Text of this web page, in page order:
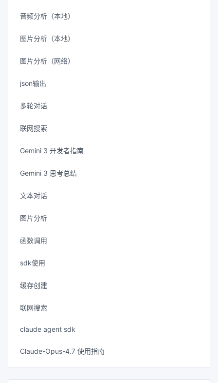
音频分析（本地）
图片分析（本地）
图片分析（网络）
json输出
多轮对话
联网搜索
Gemini 3 开发者指南
Gemini 3 思考总结
文本对话
图片分析
函数调用
sdk使用
缓存创建
联网搜索
claude agent sdk
Claude-Opus-4.7 使用指南